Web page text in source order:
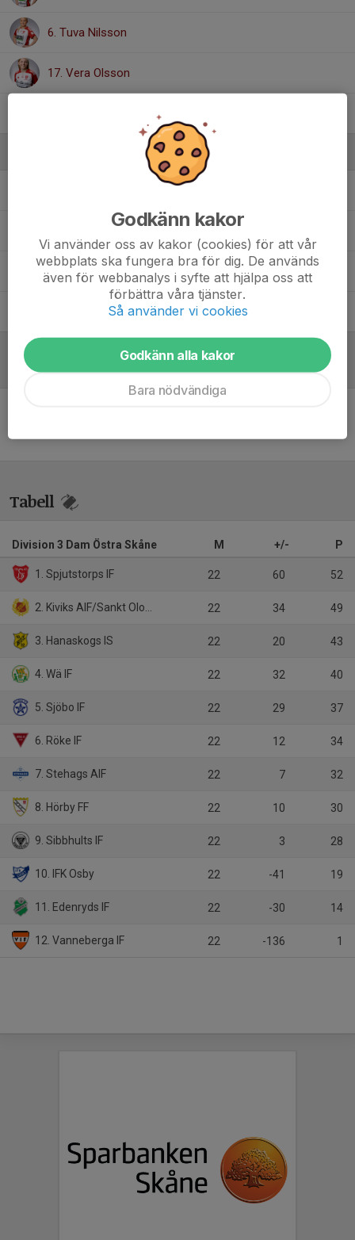
6. Tuva Nilsson
17. Vera Olsson
Lagledare, Tränare
Henrik Nilsson Huvudtränare
Michael Andersen Lagledare U-lag
Peter Hammar Målvaktstränare
Referat
Tabell
Division 3 Dam Östra Skåne M +/- P
1. Spjutstorps IF 22 60 52
2. Kiviks AIF/Sankt Olofs IF 22 34 49
3. Hanaskogs IS 22 20 43
4. Wä IF 22 32 40
5. Sjöbo IF 22 29 37
6. Röke IF 22 12 34
7. Stehags AIF 22 7 32
8. Hörby FF 22 10 30
9. Sibbhults IF 22 3 28
10. IFK Osby 22 -41 19
11. Edenryds IF 22 -30 14
12. Vanneberga IF 22 -136 1
Godkänn kakor
Vi använder oss av kakor (cookies) för att vår
webbplats ska fungera bra för dig. De används
även för webbanalys i syfte att hjälpa oss att
förbättra våra tjänster.
Så använder vi cookies
Godkänn alla kakor
Bara nödvändiga